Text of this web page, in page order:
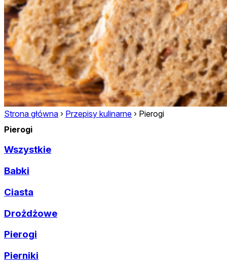
Strona główna › Przepisy kulinarne › Pierogi
Pierogi
Wszystkie
Babki
Ciasta
Drożdżowe
Pierogi
Pierniki